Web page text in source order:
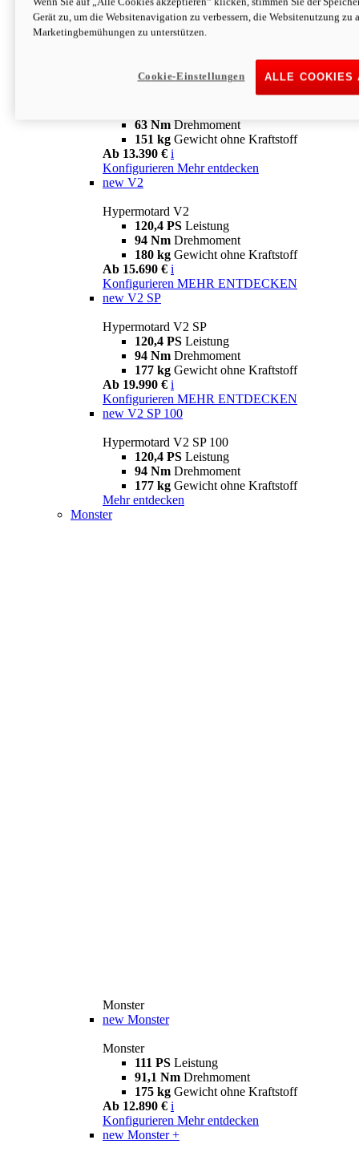
63 NmDrehmoment
151 kgGewicht ohne Kraftstoff
Ab 13.890 € i
63 Nm Drehmoment
151 kg Gewicht ohne Kraftstoff
Ab 13.390 € i
Konfigurieren Mehr entdecken
new V2
Hypermotard V2
120,4 PS Leistung
94 Nm Drehmoment
180 kg Gewicht ohne Kraftstoff
Ab 15.690 € i
Konfigurieren MEHR ENTDECKEN
new V2 SP
Hypermotard V2 SP
120,4 PS Leistung
94 Nm Drehmoment
177 kg Gewicht ohne Kraftstoff
Ab 19.990 € i
Konfigurieren MEHR ENTDECKEN
new V2 SP 100
Hypermotard V2 SP 100
120,4 PS Leistung
94 Nm Drehmoment
177 kg Gewicht ohne Kraftstoff
Mehr entdecken
Monster
Monster
new Monster
Monster
111 PS Leistung
91,1 Nm Drehmoment
175 kg Gewicht ohne Kraftstoff
Ab 12.890 € i
Konfigurieren Mehr entdecken
new Monster +
Gerät zu, um die Websitenavigation zu verbessern, die Websitenutzung zu
Marketingbemühungen zu unterstützen.
ALLE COOKIES
Cookie-Einstellungen